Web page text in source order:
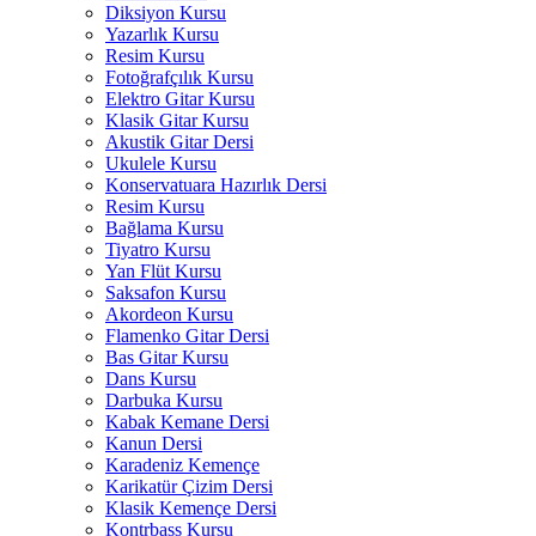
Diksiyon Kursu
Yazarlık Kursu
Resim Kursu
Fotoğrafçılık Kursu
Elektro Gitar Kursu
Klasik Gitar Kursu
Akustik Gitar Dersi
Ukulele Kursu
Konservatuara Hazırlık Dersi
Resim Kursu
Bağlama Kursu
Tiyatro Kursu
Yan Flüt Kursu
Saksafon Kursu
Akordeon Kursu
Flamenko Gitar Dersi
Bas Gitar Kursu
Dans Kursu
Darbuka Kursu
Kabak Kemane Dersi
Kanun Dersi
Karadeniz Kemençe
Karikatür Çizim Dersi
Klasik Kemençe Dersi
Kontrbass Kursu